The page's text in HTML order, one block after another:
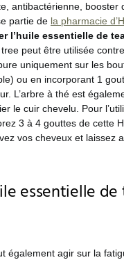
antibactérienne, booster
partie de la pharmacie
l’huile essentielle de
tree peut être utilisée
uniquement sur les
ou en incorporant 1
L’arbre à thé est
le cuir chevelu. Pour
3 à 4 gouttes de cette
vos cheveux et laissez
essentielle
également agir sur la